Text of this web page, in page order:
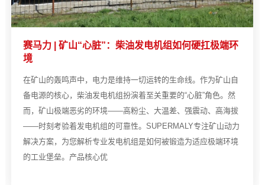
赛马力 | 矿山“心脏”：柴油发电机组如何硬扛极端环
境
在矿山的轰鸣声中，电力是维持一切运转的生命线。作为矿山自
备电源的核心，柴油发电机组扮演着至关重要的“心脏”角色。然
而，矿山极端恶劣的环境——高粉尘、大温差、强震动、高海拔
——时刻考验着发电机组的可靠性。SUPERMALY专注矿山动力
解决方案，为您解析专业发电机组是如何被锻造为适应极端环境
的工业堡垒。产品核心优